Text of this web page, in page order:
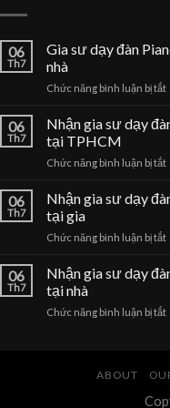
06
Th7
Gia sư dạy đàn
nhà
Chức năng bình luận bị tắtở
06
Th7
Nhận gia sư dạy
tại TPHCM
Chức năng bình luận bị tắtở
06
Th7
Nhận gia sư dạy
tại gia
Chức năng bình luận bị tắtở
06
Th7
Nhận gia sư dạy
tại nhà
Chức năng bình luận bị tắtở
ABOUT